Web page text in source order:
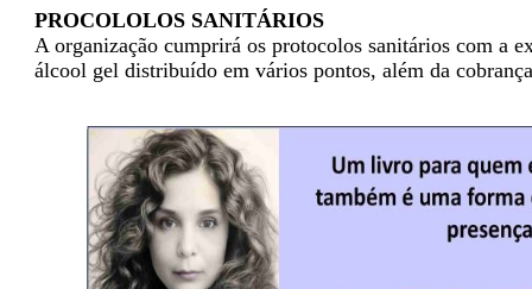
PROCOLOLOS SANITÁRIOS
A organização cumprirá os protocolos sanitários com a
álcool gel distribuído em vários pontos, além da